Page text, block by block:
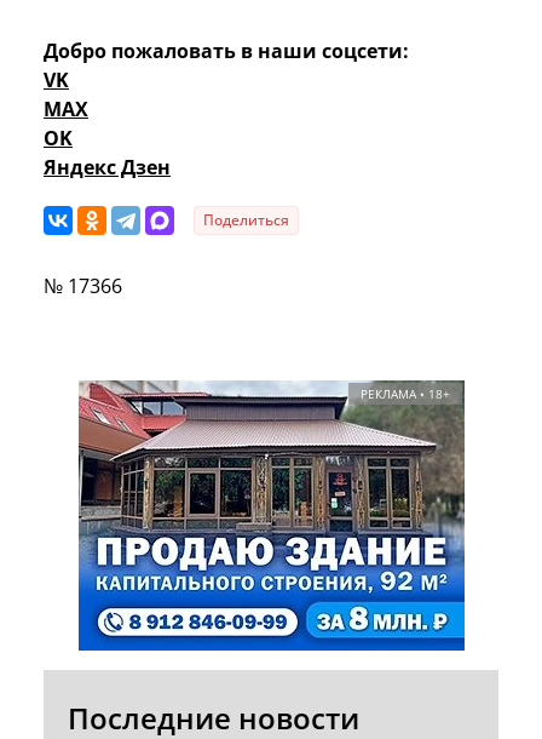
Добро пожаловать в наши соцсети:
VK
MAX
OK
Яндекс Дзен
Поделиться
№ 17366
РЕКЛАМА • 18+
Последние новости